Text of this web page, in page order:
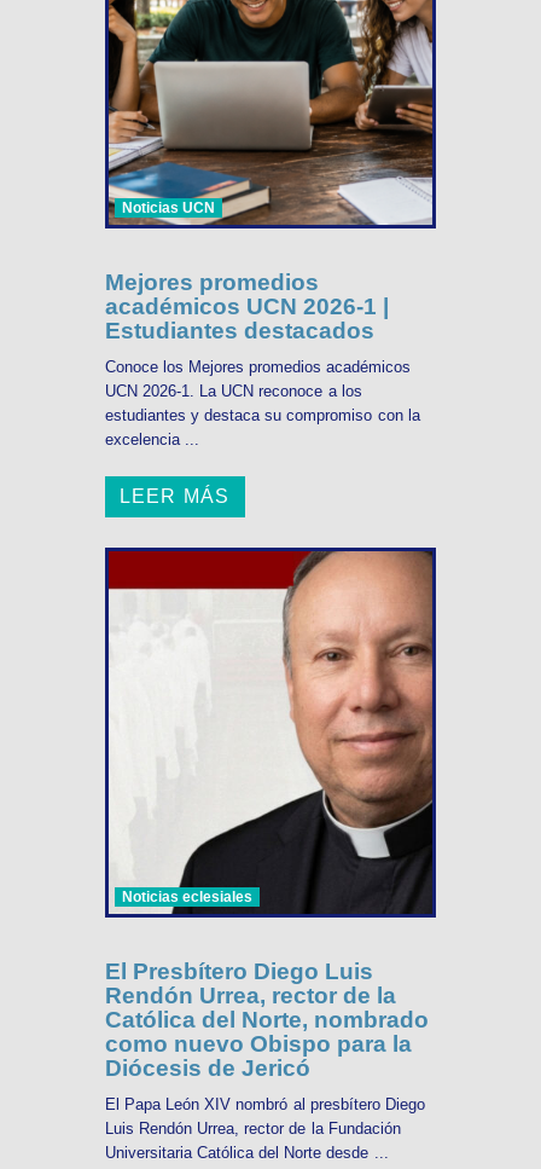
Noticias UCN
Mejores promedios
académicos UCN 2026-1 |
Estudiantes destacados
Conoce los Mejores promedios académicos
UCN 2026-1. La UCN reconoce a los
estudiantes y destaca su compromiso con la
excelencia ...
LEER MÁS
Noticias eclesiales
El Presbítero Diego Luis
Rendón Urrea, rector de la
Católica del Norte, nombrado
como nuevo Obispo para la
Diócesis de Jericó
El Papa León XIV nombró al presbítero Diego
Luis Rendón Urrea, rector de la Fundación
Universitaria Católica del Norte desde ...